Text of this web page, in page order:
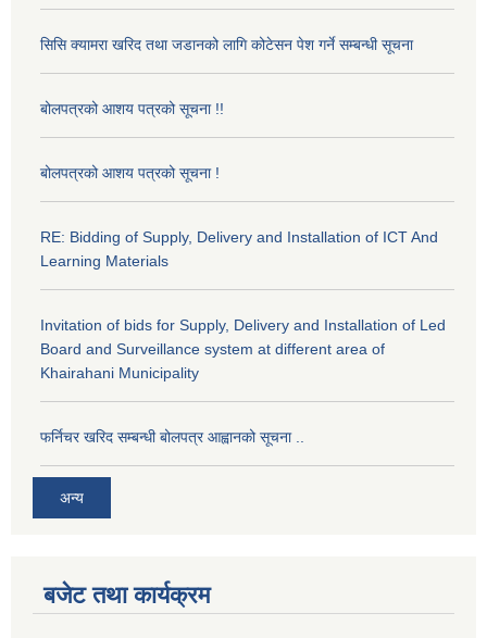
सिसि क्यामरा खरिद तथा जडानको लागि कोटेसन पेश गर्ने सम्बन्धी सूचना
बोलपत्रको आशय पत्रको सूचना !!
बोलपत्रको आशय पत्रको सूचना !
RE: Bidding of Supply, Delivery and Installation of ICT And
Learning Materials
Invitation of bids for Supply, Delivery and Installation of Led
Board and Surveillance system at different area of
Khairahani Municipality
फर्निचर खरिद सम्बन्धी बोलपत्र आह्वानको सूचना ..
अन्य
बजेट तथा कार्यक्रम